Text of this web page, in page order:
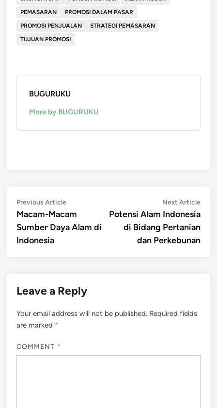
PEMASARAN
PROMOSI DALAM PASAR
PROMOSI PENJUALAN
STRATEGI PEMASARAN
TUJUAN PROMOSI
BUGURUKU
More by BUGURUKU
Post
navigation
Previous ArticlePrevious
article:
Macam-Macam
Sumber Daya Alam di
Indonesia
Next ArticleNext
Potensi Alam Indonesia
di Bidang Pertanian
dan Perkebunan
Leave a Reply
Your email address will not be published. Required fields
are marked *
COMMENT *